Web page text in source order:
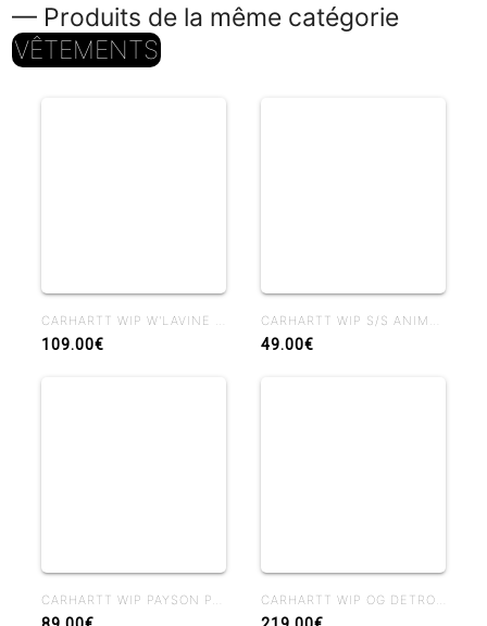
— Produits de la même catégorie
VÊTEMENTS
CARHARTT WIP W'LAVINE PANT BLUE HEAVY STONE WASH
109.00€
CARHARTT WIP S/S ANIMATED DUCKS T-SHIRT BLACK
49.00€
CARHARTT WIP PAYSON PANT BLUE RIGID CARHARTT WIP OG DETROIT JACKET WIP H BROWN / TOBACCO RIGID